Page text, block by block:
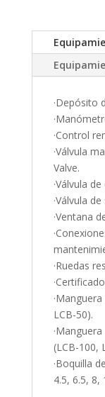
·Depósito
·Control
·Válvula
Valve.
·Válvula
·Válvula
·Ventana
·Ruedas
LCB-50).
(LCB-100,
·Boquilla
4.5, 6.5, 8,